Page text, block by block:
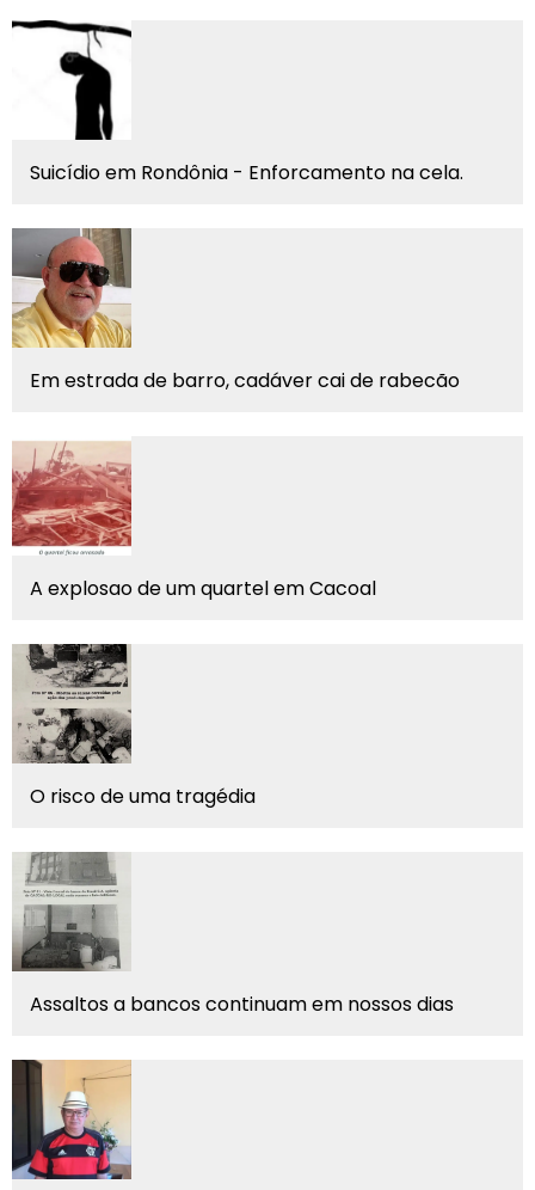
Suicídio em Rondônia - Enforcamento na cela.
Em estrada de barro, cadáver cai de rabecão
A explosao de um quartel em Cacoal
O risco de uma tragédia
Assaltos a bancos continuam em nossos dias